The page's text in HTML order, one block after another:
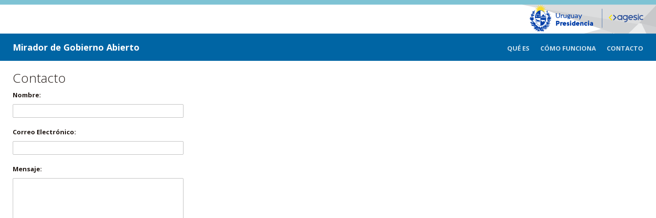
ir a contenido
ir al menú
Mirador de Gobierno Abierto QUÉ ES CÓMO FUNCIONA CONTACTO
Contacto
Nombre:
Correo Electrónico:
Mensaje: